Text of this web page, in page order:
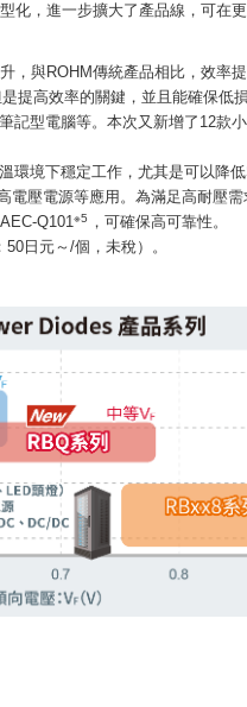
化，進一步擴大了產品線，可在
與ROHM傳統產品相比，效率提
提高效率的關鍵，並且能確保低
記型電腦等。本次又新增了12款
環境下穩定工作，尤其是可以降
壓電源等應用。為滿足高耐壓
Q101※5
，可確保高可靠性。
日元～/個，未稅）。